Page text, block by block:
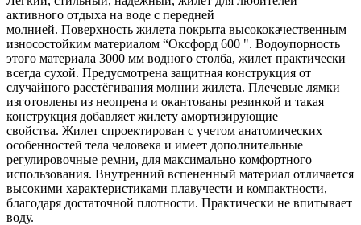
активного отдыха на воде с передней
молнией. Поверхность жилета покрыта высококачественным
износостойким материалом “Оксфорд 600 ". Водоупорность
этого материала 3000 мм водного столба, жилет практически
всегда сухой. Предусмотрена защитная конструкция от
случайного расстёгивания молнии жилета. Плечевые лямки
изготовлены из неопрена и окантованы резинкой и такая
конструкция добавляет жилету амортизирующие
свойства. Жилет спроектирован с учетом анатомических
особенностей тела человека и имеет дополнительные
регулировочные ремни, для максимально комфортного
использования. Внутренний вспененный материал отличается
высокими характеристиками плавучести и компактности,
благодаря достаточной плотности. Практически не впитывает
воду.